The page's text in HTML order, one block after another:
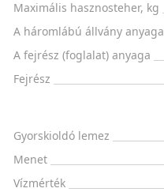
Maximális hasznosteher, kg
A háromlábú állvány anyaga
A fejrész (foglalat) anyaga
Fejrész
Gyorskioldó lemez
Menet
Vízmérték